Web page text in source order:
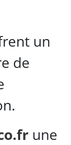
un
de
une